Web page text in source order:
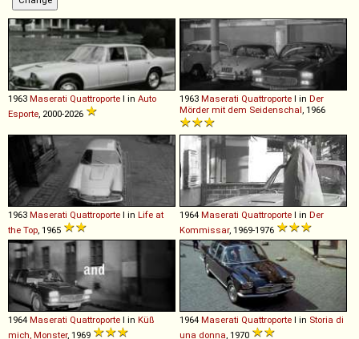
1963 Maserati Quattroporte I in Auto
Esporte , 2000-2026
1963 Maserati Quattroporte I in Der
Mörder mit dem Seidenschal , 1966
1963 Maserati Quattroporte I in Life at
the Top , 1965
1964 Maserati Quattroporte I in Der
Kommissar, 1969-1976
1964 Maserati Quattroporte I in Küß
mich, Monster, 1969
1964 Maserati Quattroporte I in Storia di
una donna , 1970